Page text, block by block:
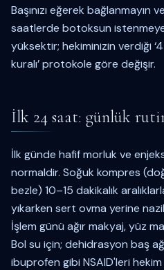
Başınızı eğerek bağlanmayın
saatlerde botoksun
yüksektir; hekiminizin verdiği
kuralı’ protokole göre değişir.
İlk 24 saat: günlük
İlk günde hafif morluk ve
normaldir. Soğuk kompres
bezle) 10–15 dakikalık
yıkarken sert ovma yerine
İşlem günü ağır makyaj, yüz
Bol su için; dehidrasyon baş
ibuprofen gibi NSAID'leri